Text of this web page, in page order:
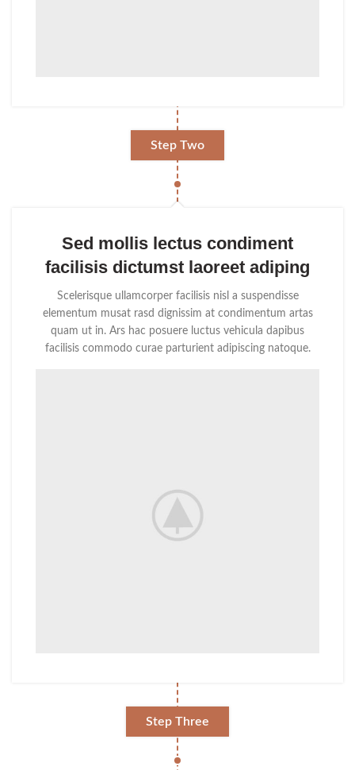
Step Two
Sed mollis lectus condiment
facilisis dictumst laoreet adiping
Scelerisque ullamcorper facilisis nisl a suspendisse
elementum musat rasd dignissim at condimentum artas
quam ut in. Ars hac posuere luctus vehicula dapibus
facilisis commodo curae parturient adipiscing natoque.
Step Three